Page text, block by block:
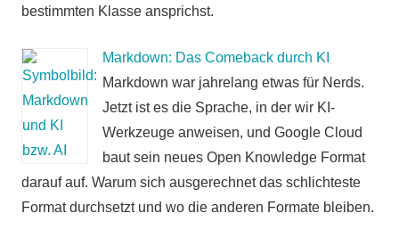
bestimmten Klasse ansprichst.
Markdown: Das Comeback durch KI
Markdown war jahrelang etwas für Nerds.
Jetzt ist es die Sprache, in der wir KI-
Werkzeuge anweisen, und Google Cloud
baut sein neues Open Knowledge Format
darauf auf. Warum sich ausgerechnet das schlichteste
Format durchsetzt und wo die anderen Formate bleiben.